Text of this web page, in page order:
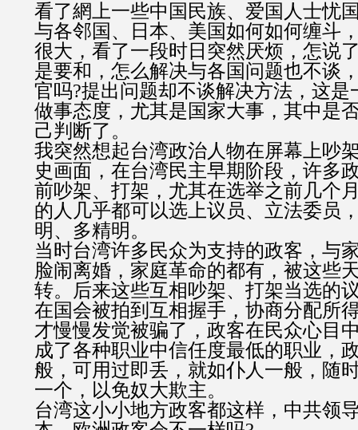
看了網上一些中国民族、爱国人士忧
与各邻国、日本、美国如何如何缠斗
很大，看了一段时日突然厌烦，怎说
是要和，怎么解决与各国问题也不谈
官吗?提出问题却不谈解决方法，这是
做事态度，尤其是国家大事，其中是
己判断了。
我突然想起台湾政治人物在屏幕上吵
史画面，在台湾民主早期阶段，许多
前吵架、打架，尤其在选举之前几个
的人几乎都可以选上议员、立法委员
明、多精明。
当时台湾许多民众为支持的政客，与
脸闹离婚，家庭革命的都有，被这些
转。后来这些互相吵架、打架当选的
在国会被拍到互相握手，协商分配所
才慢慢发觉被骗了，政客在民众心目
成了各种职业中信任度最低的职业，
般，可用过即丢，就如仆人一般，随
一个，以免奴大欺主。
台湾这小小地方政客都这样，中共领